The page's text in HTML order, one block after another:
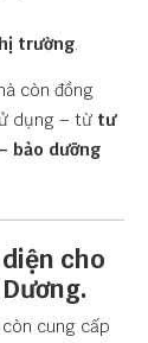
trường
còn đồng
dụng – từ tư
bảo dưỡng
cho
còn cung cấp